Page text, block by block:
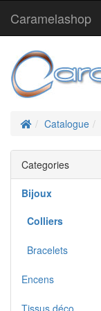
Caramelashop
HomeCatalogue
Categories
Bijoux
Colliers
Bracelets
Encens
Tissus déco